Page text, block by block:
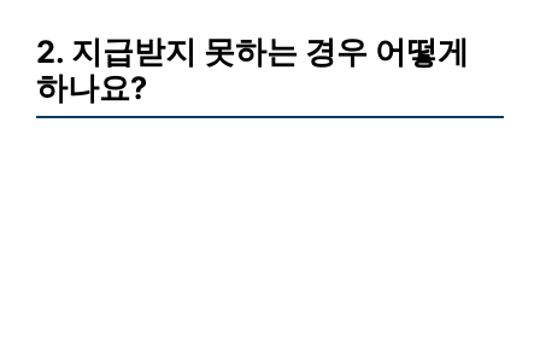
2. 지급받지 못하는 경우 어떻게
하나요?